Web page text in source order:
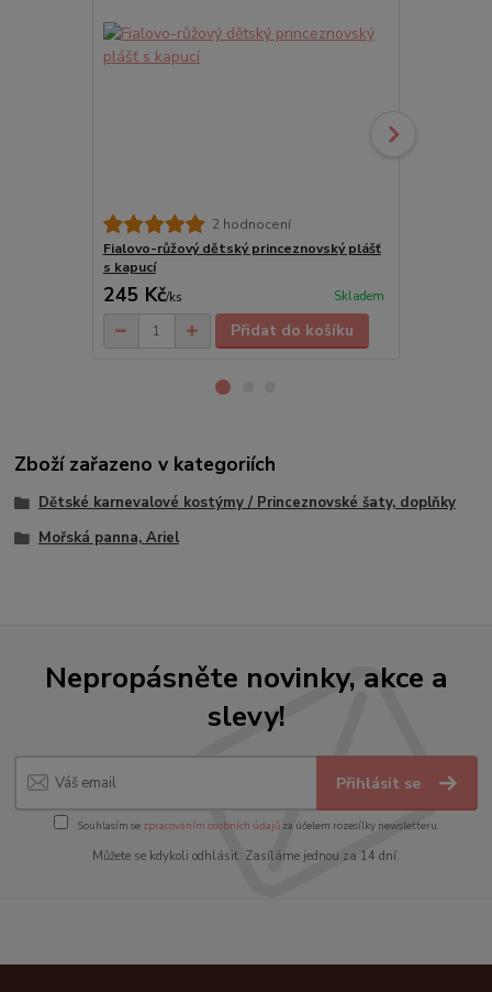
2 hodnocení
Fialovo-růžový dětský princeznovský plášť
s kapucí
245 Kč/ks Skladem
Přidat do košíku
Zboží zařazeno v kategoriích
Dětské karnevalové kostýmy / Princeznovské šaty, doplňky
Mořská panna, Ariel
Nepropásněte novinky, akce a
slevy!
Přihlásit se
Souhlasím se zpracováním osobních údajůza účelem rozesílky newsletteru.
Můžete se kdykoli odhlásit. Zasíláme jednou za 14 dní.